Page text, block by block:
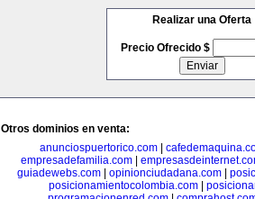
Realizar una Oferta
Precio Ofrecido $
Otros dominios en venta:
anunciospuertorico.com|
empresadefamilia.com
guiadewebs.com
opinionciudadana.com
posicionamientocolombia.com|